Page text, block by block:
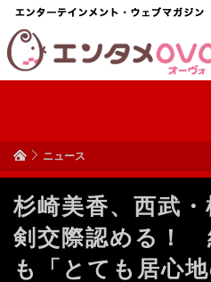
ニュース
杉崎美香、西武
剣交際認める！
も「とても居心地